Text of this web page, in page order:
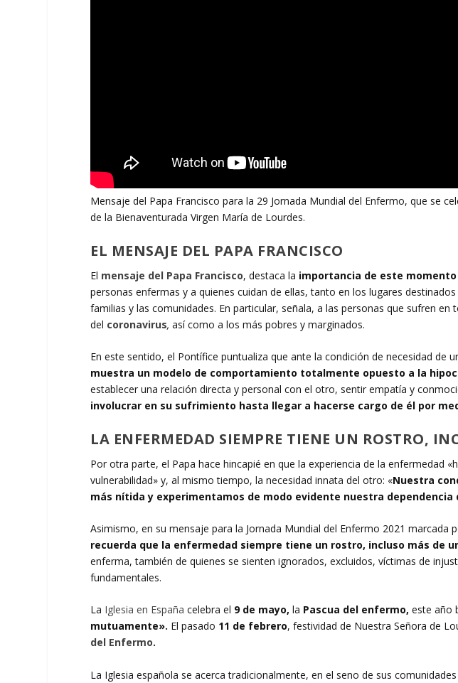
Mensaje del Papa Francisco para la 29 Jornada Mundial del Enfermo, que se
de la Bienaventurada Virgen María de Lourdes.
EL MENSAJE DEL PAPA FRANCISCO
El mensaje del Papa Francisco, destaca la importancia de este momento
personas enfermas y a quienes cuidan de ellas, tanto en los lugares
familias y las comunidades. En particular, señala, a las personas que sufren en
del coronavirus, así como a los más pobres y marginados.
En este sentido, el Pontífice puntualiza que ante la condición de necesidad de
muestra un modelo de comportamiento totalmente opuesto a la
establecer una relación directa y personal con el otro, sentir empatía y
involucrar en su sufrimiento hasta llegar a hacerse cargo de él por
LA ENFERMEDAD SIEMPRE TIENE UN ROSTRO,
Por otra parte, el Papa hace hincapié en que la experiencia de la enfermedad
vulnerabilidad» y, al mismo tiempo, la necesidad innata del otro: «Nuestra
más nítida y experimentamos de modo evidente nuestra dependencia
Asimismo, en su mensaje para la Jornada Mundial del Enfermo 2021 marcada
recuerda que la enfermedad siempre tiene un rostro, incluso más de
enferma, también de quienes se sienten ignorados, excluidos, víctimas de
fundamentales.
La Iglesia en España celebra el 9 de mayo,la Pascua del enfermo,este año
mutuamente». El pasado 11 de febrero, festividad de Nuestra Señora de
del Enfermo.
La Iglesia española se acerca tradicionalmente, en el seno de sus